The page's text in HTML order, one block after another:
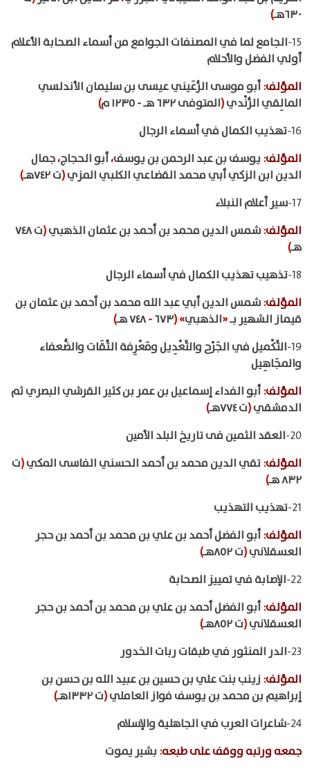
٦٣٠هـ
)
15- الجامع لما في المصنفات الجوامع من أسماء الصحابة الأعلام
أولي الفضل والأحلام
المؤلف:أبو موسى الرُّعَيني عيسى بن سليمان الأندلسي
المالِقي الرُّنْدي(المتوفى ٦٣٢ هـ -
)
16- تهذيب الكمال في أسماء الرجال
المؤلف: يوسف بن عبد الرحمن بن يوسف،أبو الحجاج،جمال
الدين ابن الزكي أبي محمد القضاعي الكلبي المزي(ت ٧٤٢هـ
)
17- سير أعلام النبلاء
المؤلف:شمس الدين محمد بن أحمد بن عثمان الذهبي(
ت ٧٤٨
هـ)
18- تذهيب تهذيب الكمال في أسماء الرجال
المؤلف:شمس الدين أبي عبد الله محمد بن أحمد بن عثمان بن
قيماز الشهير بـ«الذهبي»
(٦٧٣-
)
19- التَّكْميل في الجَرْح والتَّعْدِيل ومَعْرِفة الثِّقَات والضُّعفاء
والمجَاهِيل
المؤلف:أبو الفداء إسماعيل بن عمر بن كثير القرشي البصري ثم
الدمشقي(ت ٧٧٤هـ
)
20- العقد الثمين فى تاريخ البلد الأمين
المؤلف:تقي الدين محمد بن أحمد الحسني الفاسى المكي(ت
٨٣٢ هـ
)
21- تهذيب التهذيب
المؤلف:أبو الفضل أحمد بن علي بن محمد بن أحمد بن حجر
العسقلاني(ت ٨٥٢هـ
)
22- الإصابة في تمييز الصحابة
المؤلف:أبو الفضل أحمد بن علي بن محمد بن أحمد بن حجر
العسقلاني(ت ٨٥٢هـ
)
23- الدر المنثور في طبقات ربات الخدور
المؤلف: زينب بنت علي بن حسين بن عبيد الله بن حسن بن
إبراهيم بن محمد بن يوسف فواز العاملي(ت ١٣٣٢هـ
)
24- شاعرات العرب في الجاهلية والإسلام
جمعه ورتبه ووقف على طبعه: بشير يموت